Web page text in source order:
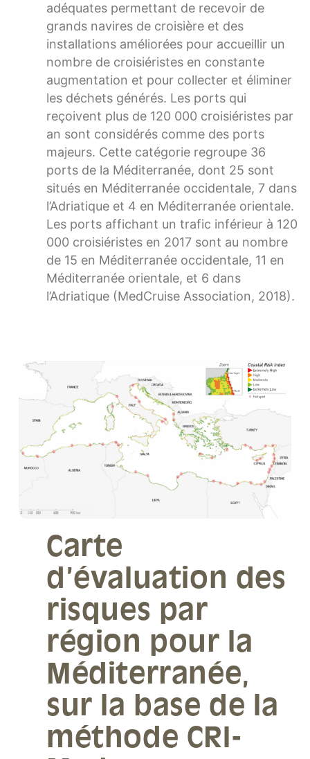
adéquates permettant de recevoir de
grands navires de croisière et des
installations améliorées pour accueillir un
nombre de croisiéristes en constante
augmentation et pour collecter et éliminer
les déchets générés. Les ports qui
reçoivent plus de 120 000 croisiéristes par
an sont considérés comme des ports
majeurs. Cette catégorie regroupe 36
ports de la Méditerranée, dont 25 sont
situés en Méditerranée occidentale, 7 dans
l’Adriatique et 4 en Méditerranée orientale.
Les ports affichant un trafic inférieur à 120
000 croisiéristes en 2017 sont au nombre
de 15 en Méditerranée occidentale, 11 en
Méditerranée orientale, et 6 dans
l’Adriatique (MedCruise Association, 2018).
Carte
d’évaluation des
risques par
région pour la
Méditerranée,
sur la base de la
méthode CRI-